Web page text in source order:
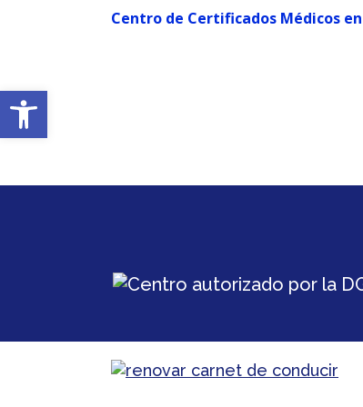
Centro de Certificados Médicos en
Abrir barra de herramientas